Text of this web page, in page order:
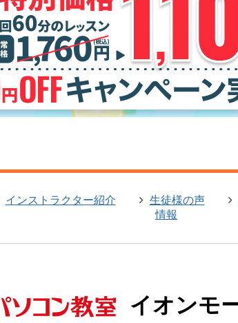
インストラクター紹介 生徒様の声
情報
イオンモ